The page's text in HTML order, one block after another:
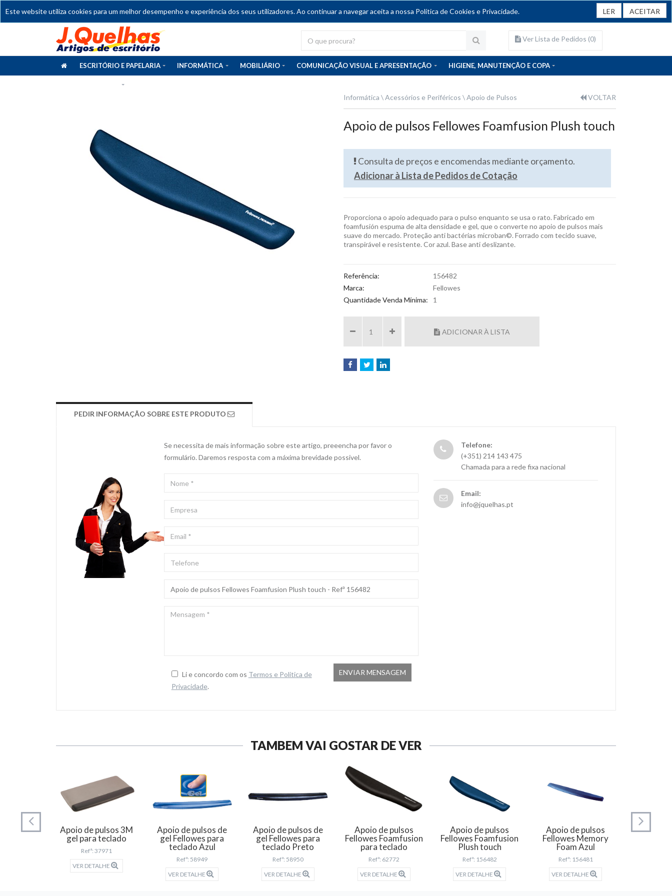
Este website utiliza cookies para um melhor desempenho e experiência dos seus utilizadores. Ao continuar a navegar aceita a nossa Política de Cookies e Privacidade. LER ACEITAR
Ver Lista de Pedidos (0)
ESCRITÓRIO E PAPELARIA INFORMÁTICA MOBILIÁRIO COMUNICAÇÃO VISUAL E APRESENTAÇÃO HIGIENE, MANUTENÇÃO E COPA
Informática Acessórios e Periféricos Apoio de Pulsos VOLTAR
Apoio de pulsos Fellowes Foamfusion Plush touch
Consulta de preços e encomendas mediante orçamento.
Adicionar à Lista de Pedidos de Cotação
Proporciona o apoio adequado para o pulso enquanto se usa o rato. Fabricado em
foamfusión espuma de alta densidade e gel, que o converte no apoio de pulsos mais
suave do mercado. Proteção anti bactérias microban©. Forrado com tecido suave,
transpirável e resistente. Cor azul. Base anti deslizante.
Referência:
156482
Marca:
Fellowes
Quantidade Venda Mínima:
1
ADICIONAR À LISTA
PEDIR INFORMAÇÃO SOBRE ESTE PRODUTO
Se necessita de mais informação sobre este artigo, preeencha por favor o
formulário. Daremos resposta com a máxima brevidade possivel.
*
Li e concordo com os Termos e Politica de
Privacidade.
Telefone:
(+351) 214 143 475
Chamada para a rede fixa nacional
Email:
info@jquelhas.pt
TAMBÉM VAI GOSTAR DE VER
Q-
Apoio de pulsos 3M
gel para teclado
Refª: 37971
VER DETALHE
Apoio de pulsos de
gel Fellowes para
teclado Azul
Refª: 58949
VER DETALHE
Apoio de pulsos de
gel Fellowes para
teclado Preto
Refª: 58950
VER DETALHE
Apoio de pulsos
Fellowes Foamfusion
para teclado
Refª: 62772
VER DETALHE
Apoio de pulsos
Fellowes Foamfusion
Plush touch
Refª: 156482
VER DETALHE
Apoio de pulsos
Fellowes Memory
Foam Azul
Refª: 156481
VER DETALHE
Apoio